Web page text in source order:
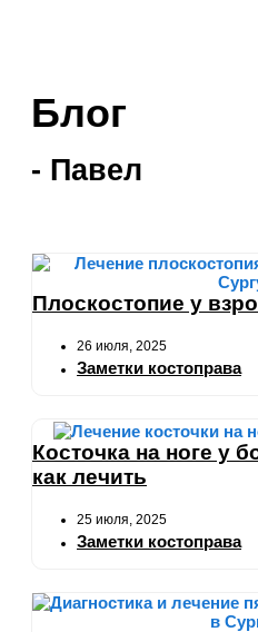
Блог
- Павел
Плоскостопие у
26 июля, 2025
Заметки костоправа
Косточка на ноге у
как лечить
25 июля, 2025
Заметки костоправа